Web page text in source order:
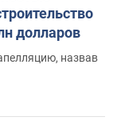
долларов
назвав